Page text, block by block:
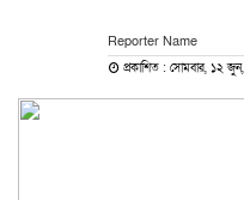
Reporter Name
প্রকাশিত : সোমবার, ১২